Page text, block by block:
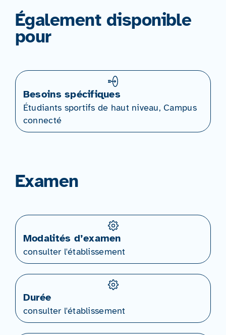
Également disponible
pour
Besoins spécifiques
Étudiants sportifs de haut niveau, Campus
connecté
Examen
Modalités d’examen
consulter l'établissement
Durée
consulter l'établissement